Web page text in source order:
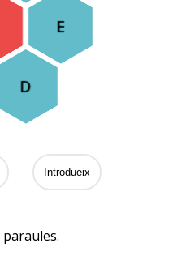
E
D
Introdueix
paraules.